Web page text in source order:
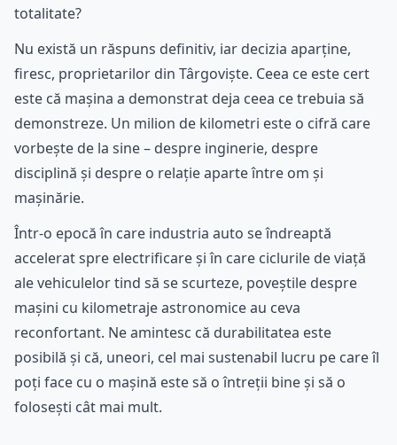
totalitate?
Nu există un răspuns definitiv, iar decizia aparține,
firesc, proprietarilor din Târgoviște. Ceea ce este cert
este că mașina a demonstrat deja ceea ce trebuia să
demonstreze. Un milion de kilometri este o cifră care
vorbește de la sine – despre inginerie, despre
disciplină și despre o relație aparte între om și
mașinărie.
Într-o epocă în care industria auto se îndreaptă
accelerat spre electrificare și în care ciclurile de viață
ale vehiculelor tind să se scurteze, poveștile despre
mașini cu kilometraje astronomice au ceva
reconfortant. Ne amintesc că durabilitatea este
posibilă și că, uneori, cel mai sustenabil lucru pe care îl
poți face cu o mașină este să o întreții bine și să o
folosești cât mai mult.